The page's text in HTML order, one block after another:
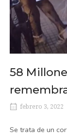
58
febrero 3, 2022
Se trata de un